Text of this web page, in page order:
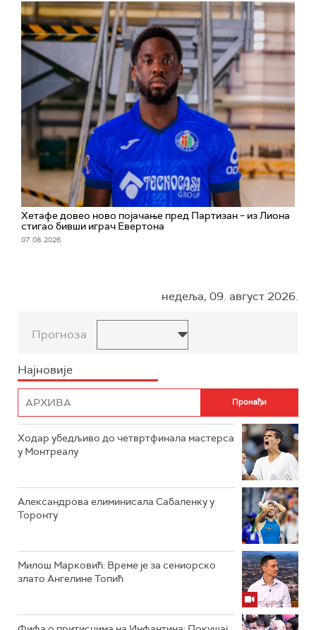
Хетафе довео ново појачање пред Партизан – из Лиона
стигао бивши играч Евертона
07. 08. 2026.
недеља, 09. август 2026.
Прогноза
Најновије
Ходар убедљиво до четвртфинала мастерса
у Монтреалу
Александрова елиминисала Сабаленку у
Торонту
Милош Марковић: Време је за сениорско
злато Ангелине Топић